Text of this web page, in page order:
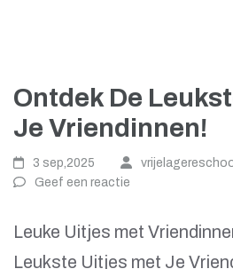
Ontdek De
Je Vriendinnen!
3 sep,2025
Geef een reactie
Leuke Uitjes met
Leukste Uitjes met Je